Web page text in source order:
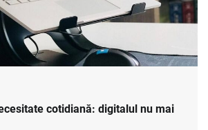
cotidiană: digitalul nu mai